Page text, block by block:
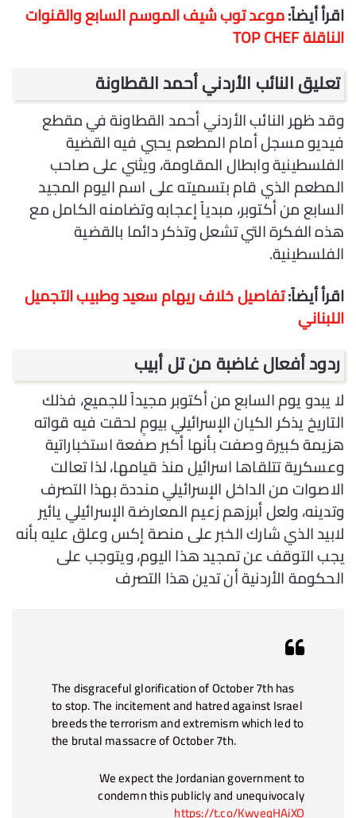
اقرأ أيضاً:موعد توب شيف الموسم السابع والقنوات
الناقلة TOP CHEF
تعليق النائب الأردني أحمد القطاونة
وقد ظهر النائب الأردني أحمد القطاونة في مقطع
فيديو مسجل أمام المطعم يحبي فيه القضية
الفلسطينية وابطال المقاومة، ويثني على صاحب
المطعم الذي قام بتسميته على اسم اليوم المجيد
السابع من أكتوبر، مبدياً إعجابه وتضامنه الكامل مع
هذه الفكرة التي تشعل وتذكر دائما بالقضية
الفلسطينية.
اقرأ أيضاً:تفاصيل خلاف ريهام سعيد وطبيب التجميل
اللبناني
ردود أفعال غاضبة من تل أبيب
لا يبدو يوم السابع من أكتوبر مجيداً للجميع، فذلك
التاريخ يذكر الكيان الإسرائيلي بيومٍ لحقت فيه قواته
هزيمة كبيرة وصفت بأنها أكبر صفعة استخباراتية
وعسكرية تتلقاها اسرائيل منذ قيامها، لذا تعالت
الاصوات من الداخل الإسرائيلي منددة بهذا التصرف
وتدينه، ولعل أبرزهم زعيم المعارضة الإسرائيلي يائير
لابيد الذي شارك الخبر على منصة إكس وعلق عليه بأنه
يجب التوقف عن تمجيد هذا اليوم، ويتوجب على
الحكومة الأردنية أن تدين هذا التصرف
The disgraceful glorification of October 7th has
to stop. The incitement and hatred against Israel
breeds the terrorism and extremism which led to
the brutal massacre of October 7th.
We expect the Jordanian government to
condemn this publicly and unequivocaly
https://t.co/KwyeqHAiXO